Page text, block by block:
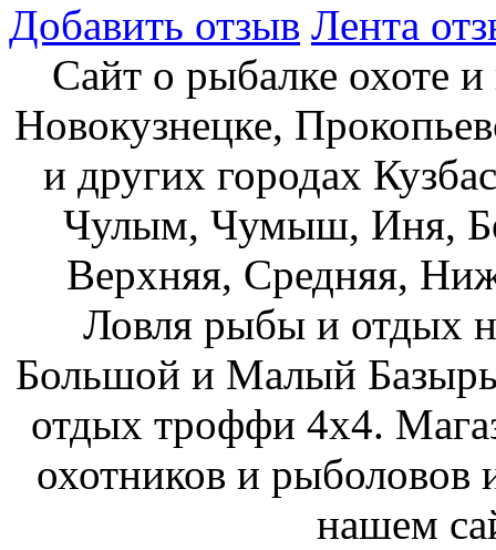
Добавить отзыв Лента
Сайт о рыбалке охоте
Новокузнецке,
и других городах
Чулым, Чумыш, Иня,
Верхняя, Средняя,
Ловля рыбы и отдых
Большой и Малый
отдых троффи 4х4.
охотников и рыболовов
нашем